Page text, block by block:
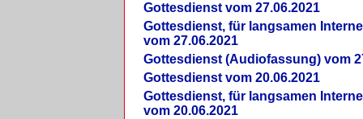
Gottesdienst vom 27.06.2021
Gottesdienst, für langsamen
vom 27.06.2021
Gottesdienst (Audiofassung) vom
Gottesdienst vom 20.06.2021
Gottesdienst, für langsamen
vom 20.06.2021